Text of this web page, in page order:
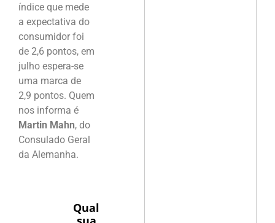
índice que mede
a expectativa do
consumidor foi
de 2,6 pontos, em
julho espera-se
uma marca de
2,9 pontos. Quem
nos informa é
Martin Mahn, do
Consulado Geral
da Alemanha.
Qual